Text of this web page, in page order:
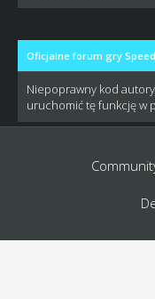
Oficjalne forum gry
Niepoprawny kod
uruchomić tę funkcję w